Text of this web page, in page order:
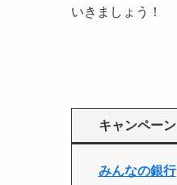
いきましょう！
キャンペーン
みんなの銀行